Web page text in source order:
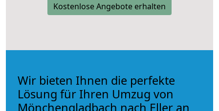
Kostenlose Angebote erhalten
Wir bieten Ihnen die perfekte
Lösung für Ihren Umzug von
Mönchengladbach nach Eller an